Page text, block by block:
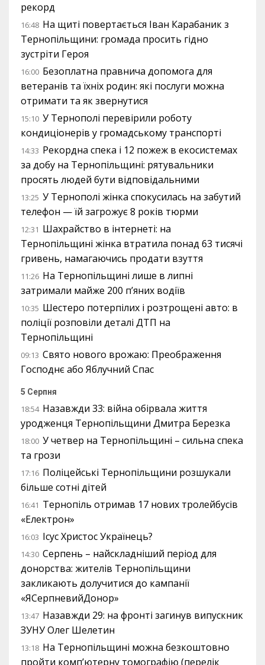
рекорд
16:48 На щиті повертається Іван Карабаник з
Тернопільщини: громада просить гідно
зустріти Героя
16:00 Безоплатна правнича допомога для
ветеранів та їхніх родин: які послуги можна
отримати та як звернутися
15:10 У Тернополі перевірили роботу
кондиціонерів у громадському транспорті
14:33 Рекордна спека і 12 пожеж в екосистемах
за добу на Тернопільщині: рятувальники
просять людей бути відповідальними
13:25 У Тернополі жінка спокусилась на забутий
телефон — їй загрожує 8 років тюрми
12:31 Шахрайство в інтернеті: на
Тернопільщині жінка втратила понад 63 тисячі
гривень, намагаючись продати взуття
11:26 На Тернопільщині лише в липні
затримали майже 200 п’яних водіїв
10:35 Шестеро потерпілих і розтрощені авто: в
поліції розповіли деталі ДТП на
Тернопільщині
09:13 Свято нового врожаю: Преображення
Господнє або Яблучний Спас
5 Серпня
18:54 Назавжди 33: війна обірвала життя
уродженця Тернопільщини Дмитра Березка
18:00 У четвер на Тернопільщині – сильна спека
та грози
17:16 Поліцейські Тернопільщини розшукали
більше сотні дітей
16:41 Тернопіль отримав 17 нових тролейбусів
«Електрон»
16:03 Ісус Христос Українець?
14:30 Серпень – найскладніший період для
донорства: жителів Тернопільщини
закликають долучитися до кампанії
«ЯСерпневийДонор»
13:47 Назавжди 29: на фронті загинув випускник
ЗУНУ Олег Шелетин
13:18 На Тернопільщині можна безкоштовно
пройти комп’ютерну томографію (перелік